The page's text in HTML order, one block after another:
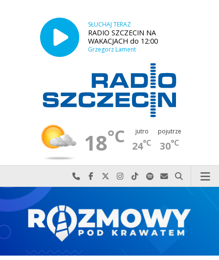
SŁUCHAJ TERAZ
RADIO SZCZECIN NA
WAKACJACH do 12:00
Grzegorz Lament
18°C jutro
24°C
pojutrze
30°C
Najlepiej po prostu do nas zadzwoń
Odwiedź nas na Facebook-u
Odwiedź nas na X
Odwiedź nas na Instagram-ie
Odwiedź nas na TikTok-u
Szukaj nas na Spotify
Wyślij do nas
Szukaj